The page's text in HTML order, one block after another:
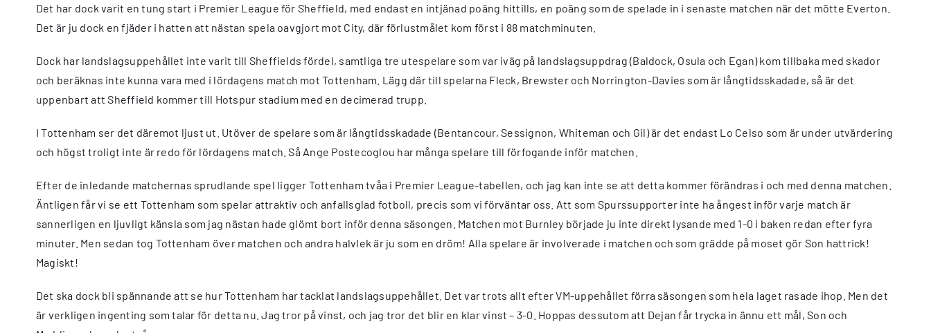
Det har dock varit en tung start i Premier League för Sheffield, med endast en intjänad poäng hittills, en poäng som de spelade in i senaste matchen när det mötte Everton.
Det är ju dock en fjäder i hatten att nästan spela oavgjort mot City, där förlustmålet kom först i 88 matchminuten.
Dock har landslagsuppehållet inte varit till Sheffields fördel, samtliga tre utespelare som var iväg på landslagsuppdrag (Baldock, Osula och Egan) kom tillbaka med skador
och beräknas inte kunna vara med i lördagens match mot Tottenham. Lägg där till spelarna Fleck, Brewster och Norrington-Davies som är långtidsskadade, så är det
uppenbart att Sheffield kommer till Hotspur stadium med en decimerad trupp.
I Tottenham ser det däremot ljust ut. Utöver de spelare som är långtidsskadade (Bentancour, Sessignon, Whiteman och Gil) är det endast Lo Celso som är under utvärdering
och högst troligt inte är redo för lördagens match. Så Ange Postecoglou har många spelare till förfogande inför matchen.
Efter de inledande matchernas sprudlande spel ligger Tottenham tvåa i Premier League-tabellen, och jag kan inte se att detta kommer förändras i och med denna matchen.
Äntligen får vi se ett Tottenham som spelar attraktiv och anfallsglad fotboll, precis som vi förväntar oss. Att som Spurssupporter inte ha ångest inför varje match är
sannerligen en ljuvligt känsla som jag nästan hade glömt bort inför denna säsongen. Matchen mot Burnley började ju inte direkt lysande med 1-0 i baken redan efter fyra
minuter. Men sedan tog Tottenham över matchen och andra halvlek är ju som en dröm! Alla spelare är involverade i matchen och som grädde på moset gör Son hattrick!
Magiskt!
Det ska dock bli spännande att se hur Tottenham har tacklat landslagsuppehållet. Det var trots allt efter VM-uppehållet förra säsongen som hela laget rasade ihop. Men det
är verkligen ingenting som talar för detta nu. Jag tror på vinst, och jag tror det blir en klar vinst – 3-0. Hoppas dessutom att Dejan får trycka in ännu ett mål, Son och